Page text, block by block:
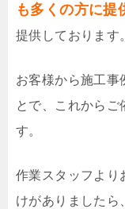
も多くの方に提
提供しております
お客様から施工事
とで、これからご
す。
作業スタッフより
けがありましたら